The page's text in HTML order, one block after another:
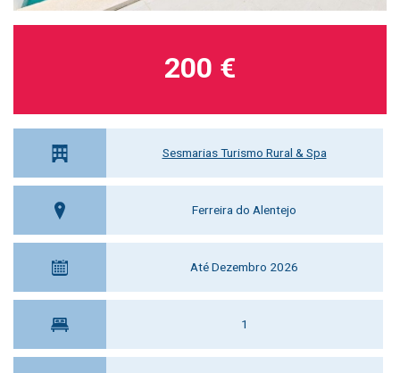
Sesmarias Turismo Rural & Spa
Ferreira do Alentejo
Até Dezembro 2026
1
200 €